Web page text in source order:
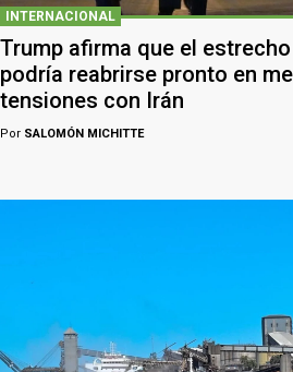
INTERNACIONAL
Trump afirma que el
podría reabrirse pronto en
tensiones con Irán
Por SALOMÓN MICHITTE